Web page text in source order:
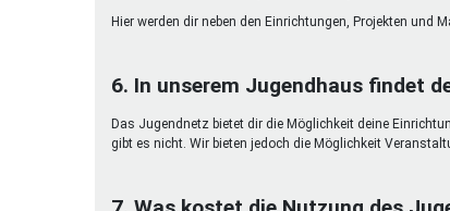
Hier werden dir neben den Einrichtungen, Projekten und
6. In unserem Jugendhaus findet
Das Jugendnetz bietet dir die Möglichkeit deine
gibt es nicht. Wir bieten jedoch die Möglichkeit